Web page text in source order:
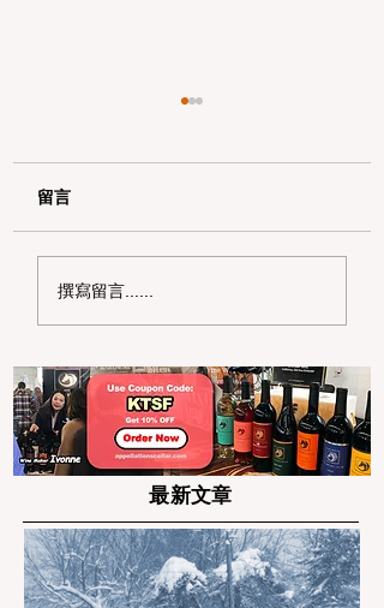
加州野区露营必读：如
留言
撰寫留言......
最新文章